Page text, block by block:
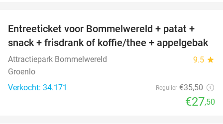
23%
Entreeticket voor Bommelwereld + patat +
snack + frisdrank of koffie/thee + appelgebak
Attractiepark Bommelwereld 9.5 star
Groenlo
Verkocht: 34.171
Regulier €35,50
€27,50